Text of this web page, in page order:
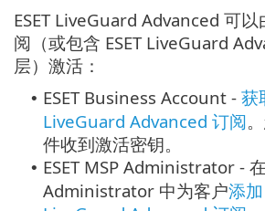
ESET LiveGuard Advanced 可
阅（或包含 ESET LiveGuard
层）激活：
• ESET Business Account - 获
LiveGuard Advanced 订阅
件收到激活密钥。
• ESET MSP Administrator -
Administrator 中为客户添加